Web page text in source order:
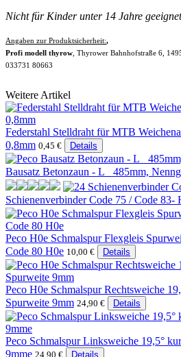
Nicht für Kinder unter 14 Jahre
Angaben zur Produktsicherheit:,
Profi modell thyrow , Thyrower Bahnhofstraße 6,
033731 80663
Weitere Artikel
Federstahl Stelldraht für MTB
0,8mm 0,45 € Details
Bausatz Betonzaun - L_ 485mm,
Schienenverbinder Code 75 / Code 83-
Peco H0e Schmalspur Flexgleis
Code 80 H0e 10,00 € Details
Peco H0e Schmalspur Rechtsweiche
Spurweite 9mm 24,90 € Details
Peco Schmalspur Linksweiche 19,5°
9mme 24,90 € Details